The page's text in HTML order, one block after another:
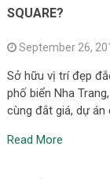
SQUARE?
September 26,
Sở hữu vị trí đẹp
phố biển Nha
cùng đắt giá, dự án
Read More